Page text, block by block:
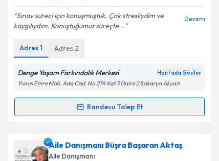
E-posta Adresiniz
Kişisel verilerimin işlenmesine ilişkinAydınlatma
Metni'ni okudum ve kişisel verilerimin belirtilen
kapsamda işlenmesini kabul ediyorum.
Takvim Talebini Gönder
Sınav süreci için konuşmuştuk. Çok stresliydim ve
kaygılıydım. Konuştuğumuz süreçte...
Devamı
Adres 1 Adres 2
Denge Yaşam Farkındalık Merkezi Haritada Göster
Yunus Emre Mah. Ada Cad. No 234 Kat 3 Daire 2 Sakarya Akyazı
Randevu Talep Et
Randevu Takvimi Talebi
Aile Danışmanı İsmet Biliciiçin randevu takvimi
talebi oluşturun. Size bu uzmandan randevu almanız
Aile Danışmanı Büşra Başaran Aktaş
Aile Danışmanı